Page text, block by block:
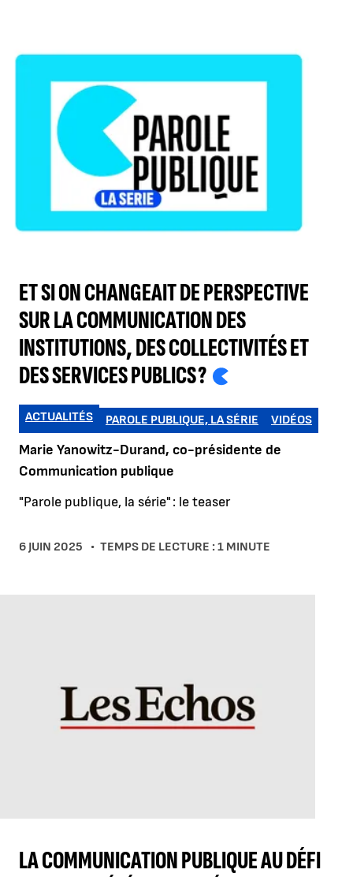
ET SI ON CHANGEAIT DE PERSPECTIVE
SUR LA COMMUNICATION DES
INSTITUTIONS, DES COLLECTIVITÉS ET
DES SERVICES PUBLICS ?
Marie Yanowitz-Durand, co-présidente de
Communication publique
"Parole publique, la série" : le teaser
ACTUALITÉS PAROLE PUBLIQUE, LA SÉRIE VIDÉOS
6 JUIN 2025 TEMPS DE LECTURE : 1 MINUTE
LA COMMUNICATION PUBLIQUE AU DÉFI